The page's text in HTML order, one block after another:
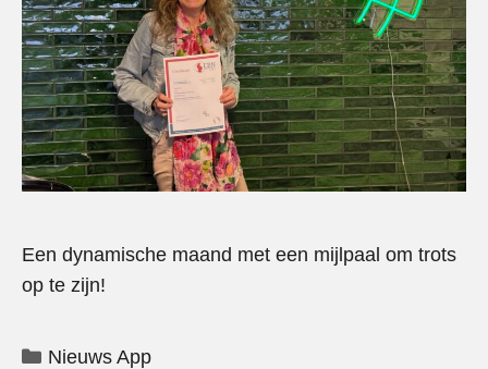
Een dynamische maand met een mijlpaal om trots
op te zijn!
Categorieën
Nieuws App